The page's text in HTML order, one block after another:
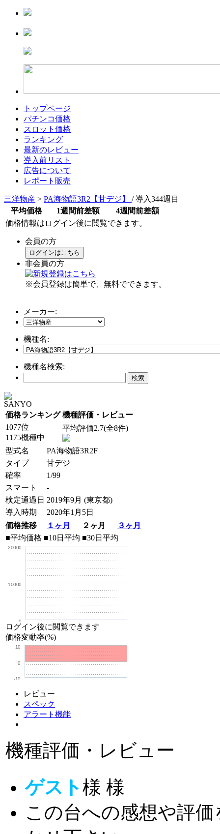
トップページ
パチンコ価格
スロット価格
ランキング
最新のレビュー
導入前リスト
広告について
レポート販売
三洋物産 > PA海物語3R2【甘デジ】 / 導入344週目
平均価格
1週間前差額
4週間前差額
価格情報はログイン後に閲覧できます。
会員の方
ログインはこちら
非会員の方
※会員登録は簡単で、無料でできます。
メーカー:
機種名:
機種名検索:
SANYO
価格ランキング 機種評価・レビュー
1077位
1175機種中
平均評価2.7(全8件)
型式名
PA海物語3R2F
タイプ
甘デジ
確率
1/99
スマート
-
検定通過日 2019年9月 (東京都)
導入時期
2020年1月5日
価格推移
１ヶ月 ２ヶ月
３ヶ月
■平均価格 ■10日平均 ■30日平均
0
10000
20000
ログイン後に閲覧できます
価格変動率(%)
-10
0
10
レビュー
スペック
アラート機能
機種評価・レビュー
ゲスト様 様
この台への感想や評価